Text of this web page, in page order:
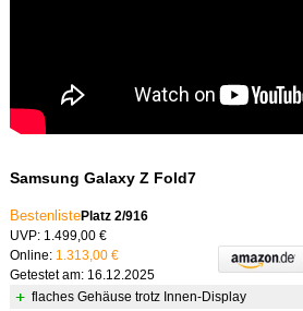
Samsung Galaxy Z Fold7
BestenlistePlatz 2/916
UVP: 1.499,00 €
Online: 1.313,00 €
Getestet am: 16.12.2025
flaches Gehäuse trotz Innen-Display